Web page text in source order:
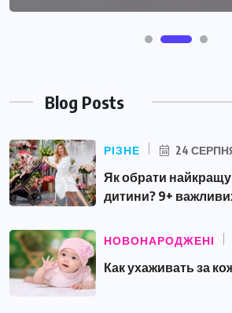
Blog Posts
РІЗНЕ 24
Як обрати
дитини? 9+
НОВОНАРОДЖЕНІ
Как ухаживать за